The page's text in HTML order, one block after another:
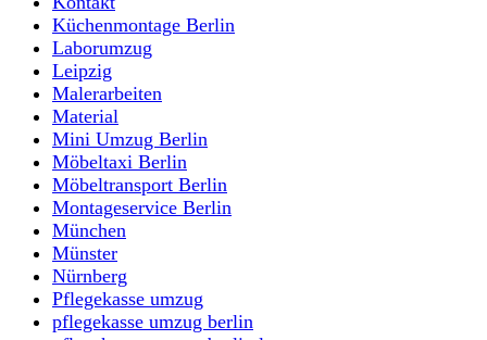
Küchenmontage Berlin
Laborumzug
Leipzig
Malerarbeiten
Material
Mini Umzug Berlin
Möbeltaxi Berlin
Möbeltransport Berlin
Montageservice Berlin
München
Münster
Nürnberg
Pflegekasse umzug
pflegekasse umzug berlin